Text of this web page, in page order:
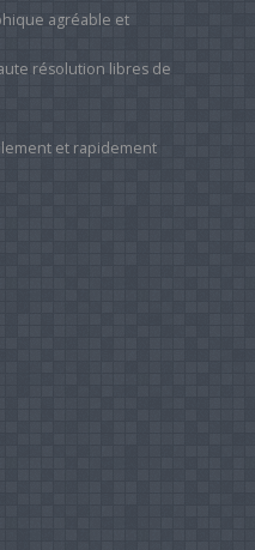
agréable et
résolution libres de
et rapidement